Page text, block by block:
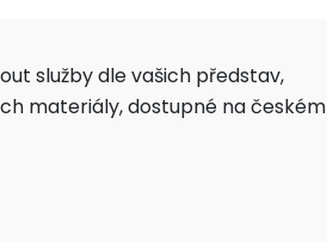
služby dle vašich představ,
materiály, dostupné na českém